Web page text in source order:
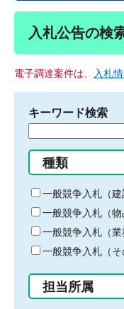
入札公告の検
電子調達案件は、 入札
キーワード検索
る
キ
ー
ワ
ー
ド
入
力
種類
一般競争入札（建
一般競争入札（物
一般競争入札（業
一般競争入札（そ
担当所属